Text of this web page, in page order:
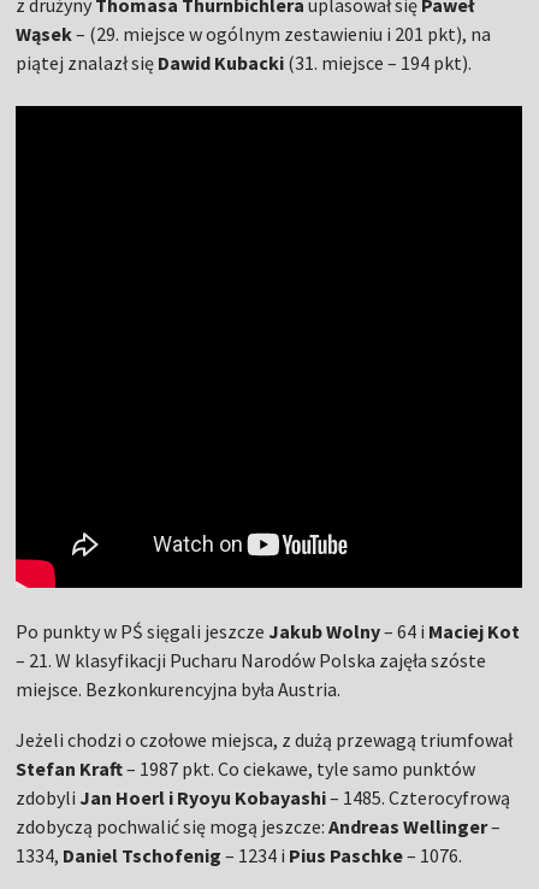
z drużyny Thomasa Thurnbichlerauplasował się Paweł
Wąsek– (29. miejsce w ogólnym zestawieniu i 201 pkt), na
piątej znalazł się Dawid Kubacki (31. miejsce – 194 pkt).
Po punkty w PŚ sięgali jeszcze Jakub Wolny– 64 i Maciej Kot
– 21. W klasyfikacji Pucharu Narodów Polska zajęła szóste
miejsce. Bezkonkurencyjna była Austria.
Jeżeli chodzi o czołowe miejsca, z dużą przewagą triumfował
Stefan Kraft– 1987 pkt. Co ciekawe, tyle samo punktów
zdobyli Jan Hoerl i Ryoyu Kobayashi– 1485. Czterocyfrową
zdobyczą pochwalić się mogą jeszcze:Andreas Wellinger–
1334, Daniel Tschofenig – 1234 i Pius Paschke– 1076.